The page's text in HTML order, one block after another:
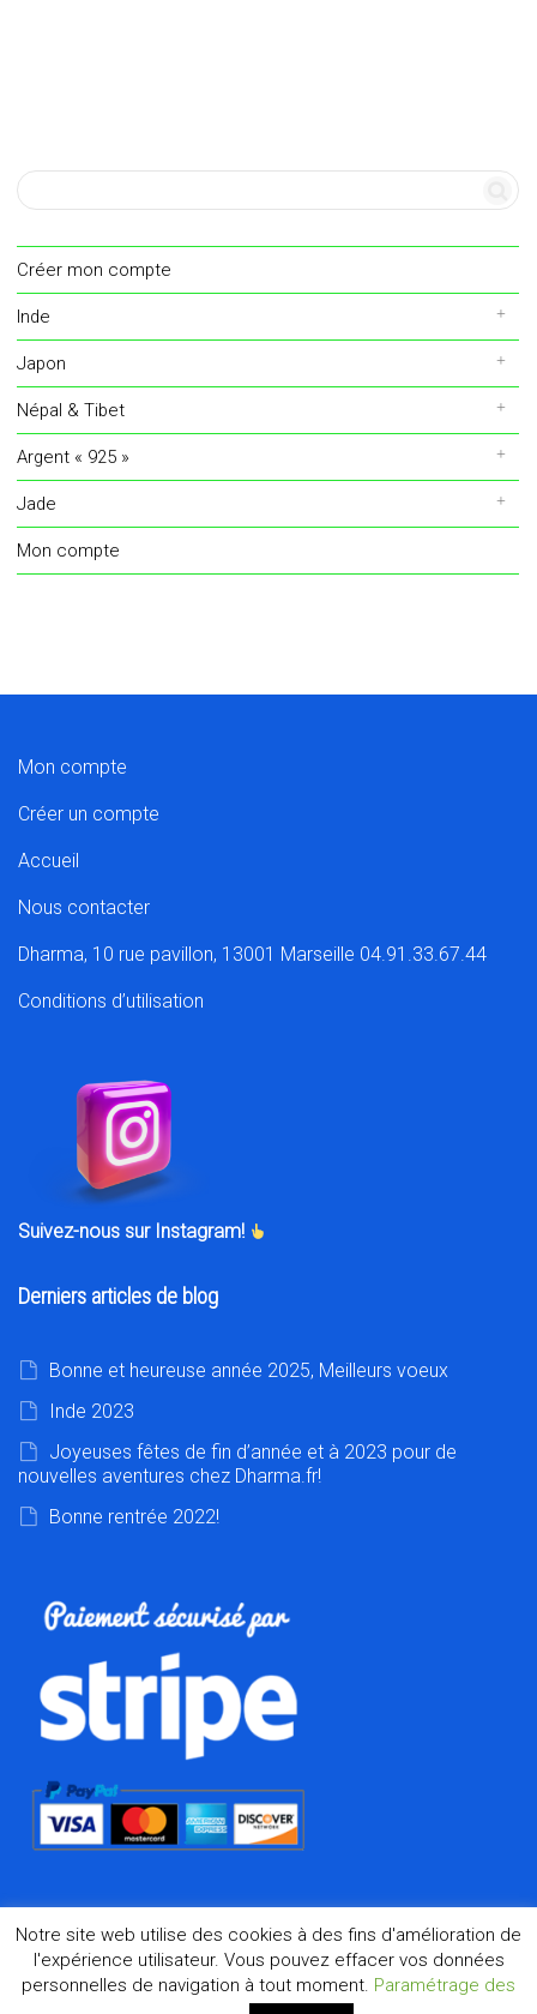
Créer mon compte
Inde
Japon
Népal & Tibet
Argent « 925 »
Jade
Mon compte
Mon compte
Créer un compte
Accueil
Nous contacter
Dharma, 10 rue pavillon, 13001 Marseille 04.91.33.67.44
Conditions d’utilisation
Suivez-nous sur Instagram!
Derniers articles de blog
Bonne et heureuse année 2025, Meilleurs voeux
Inde 2023
Joyeuses fêtes de fin d’année et à 2023 pour de
nouvelles aventures chez Dharma.fr!
Bonne rentrée 2022!
©2026 Dharma.fr, la boutique de l'Asie à Marseille depuis
Notre site web utilise des cookies à des fins d'amélioration de
l'expérience utilisateur. Vous pouvez effacer vos données
personnelles de navigation à tout moment. Paramétrage des